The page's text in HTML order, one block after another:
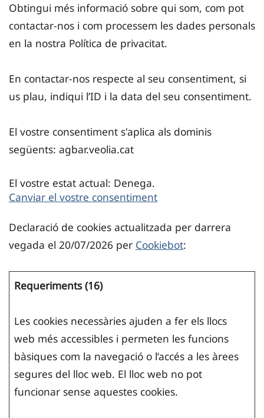
Obtingui més informació sobre qui som, com pot
contactar-nos i com processem les dades personals
en la nostra Política de privacitat.
En contactar-nos respecte al seu consentiment, si
us plau, indiqui l’ID i la data del seu consentiment.
El vostre consentiment s'aplica als dominis
següents: agbar.veolia.cat
El vostre estat actual: Denega.
Canviar el vostre consentiment
Declaració de cookies actualitzada per darrera
vegada el 20/07/2026 per Cookiebot:
Requeriments (16)
Les cookies necessàries ajuden a fer els llocs
web més accessibles i permeten les funcions
bàsiques com la navegació o l’accés a les àrees
segures del lloc web. El lloc web no pot
funcionar sense aquestes cookies.